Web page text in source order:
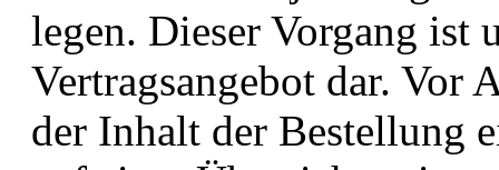
legen. Dieser Vorgang
Vertragsangebot dar. Vor
der Inhalt der Bestellung